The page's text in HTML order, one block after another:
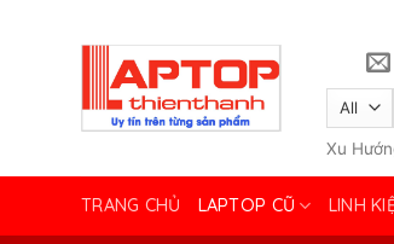
Xu
TRANG CHỦ LAPTOP CŨ LINH